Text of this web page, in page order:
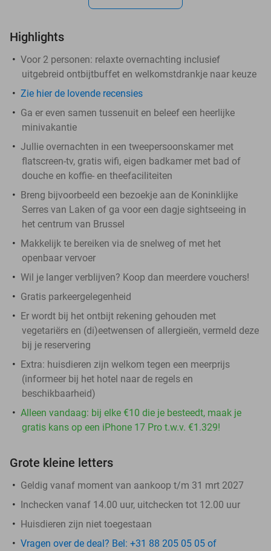
Highlights
Voor 2 personen: relaxte overnachting inclusief
uitgebreid ontbijtbuffet en welkomstdrankje naar keuze
Zie hier de lovende recensies
Ga er even samen tussenuit en beleef een heerlijke
minivakantie
Jullie overnachten in een tweepersoonskamer met
flatscreen-tv, gratis wifi, eigen badkamer met bad of
douche en koffie- en theefaciliteiten
Breng bijvoorbeeld een bezoekje aan de Koninklijke
Serres van Laken of ga voor een dagje sightseeing in
het centrum van Brussel
Makkelijk te bereiken via de snelweg of met het
openbaar vervoer
Wil je langer verblijven? Koop dan meerdere vouchers!
Gratis parkeergelegenheid
Er wordt bij het ontbijt rekening gehouden met
vegetariërs en (di)eetwensen of allergieën, vermeld deze
bij je reservering
Extra: huisdieren zijn welkom tegen een meerprijs
(informeer bij het hotel naar de regels en
beschikbaarheid)
Alleen vandaag: bij elke €10 die je besteedt, maak je
gratis kans op een iPhone 17 Pro t.w.v. €1.329!
Grote kleine letters
Geldig vanaf moment van aankoop t/m 31 mrt 2027
Inchecken vanaf 14.00 uur, uitchecken tot 12.00 uur
Huisdieren zijn niet toegestaan
Vragen over de deal? Bel: +31 88 205 05 05 of